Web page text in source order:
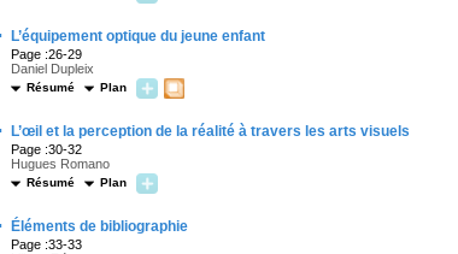
L’équipement optique du jeune enfant
Page :26-29
Daniel Dupleix
Résumé Plan
L’œil et la perception de la réalité à travers les arts visuels
Page :30-32
Hugues Romano
Résumé Plan
Éléments de bibliographie
Page :33-33